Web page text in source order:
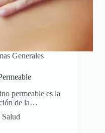
Generales
permeable es la
de la…
Salud